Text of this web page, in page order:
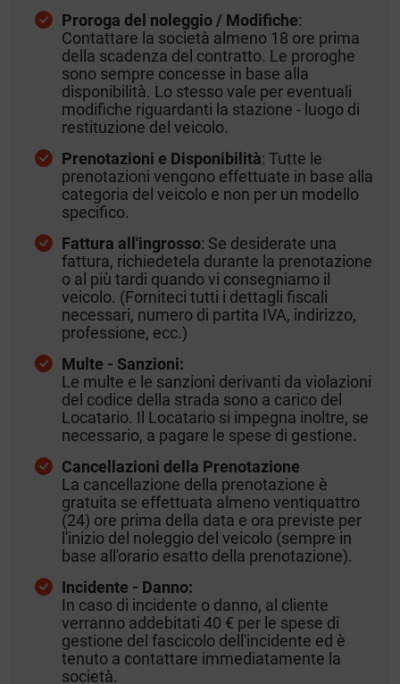
Proroga del noleggio / Modifiche:
Contattare la società almeno 18 ore prima
della scadenza del contratto. Le proroghe
sono sempre concesse in base alla
disponibilità. Lo stesso vale per eventuali
modifiche riguardanti la stazione - luogo di
restituzione del veicolo.
Prenotazioni e Disponibilità: Tutte le
prenotazioni vengono effettuate in base alla
categoria del veicolo e non per un modello
specifico.
Fattura all'ingrosso: Se desiderate una
fattura, richiedetela durante la prenotazione
o al più tardi quando vi consegniamo il
veicolo. (Forniteci tutti i dettagli fiscali
necessari, numero di partita IVA, indirizzo,
professione, ecc.)
Multe - Sanzioni:
Le multe e le sanzioni derivanti da violazioni
del codice della strada sono a carico del
Locatario. Il Locatario si impegna inoltre, se
necessario, a pagare le spese di gestione.
Cancellazioni della Prenotazione
La cancellazione della prenotazione è
gratuita se effettuata almeno ventiquattro
(24) ore prima della data e ora previste per
l'inizio del noleggio del veicolo (sempre in
base all'orario esatto della prenotazione).
Incidente - Danno:
In caso di incidente o danno, al cliente
verranno addebitati 40 € per le spese di
gestione del fascicolo dell'incidente ed è
tenuto a contattare immediatamente la
società.